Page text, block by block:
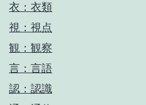
衣：衣類
視：視点
観：観察
言：言語
認：認識